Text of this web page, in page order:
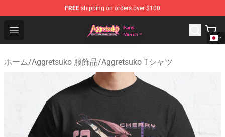
FREE shipping on orders over $100
Open menu
Aggretsuko Store - Official Aggretsuko Merchandise
ホーム/Aggretsuko 服飾品/Aggretsuko Tシャツ